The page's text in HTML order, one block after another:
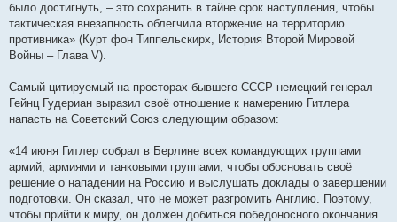
было достигнуть, – это сохранить в тайне срок наступления, чтобы
тактическая внезапность облегчила вторжение на территорию
противника» (Курт фон Типпельскирх, История Второй Мировой
Войны – Глава V).
Самый цитируемый на просторах бывшего СССР немецкий генерал
Гейнц Гудериан выразил своё отношение к намерению Гитлера
напасть на Советский Союз следующим образом:
«14 июня Гитлер собрал в Берлине всех командующих группами
армий, армиями и танковыми группами, чтобы обосновать своё
решение о нападении на Россию и выслушать доклады о завершении
подготовки. Он сказал, что не может разгромить Англию. Поэтому,
чтобы прийти к миру, он должен добиться победоносного окончания